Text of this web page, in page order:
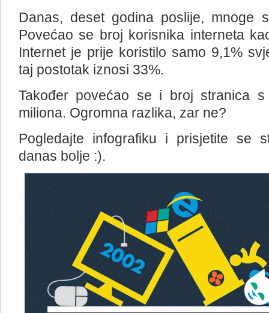
Danas, deset godina poslije, mnoge
Povećao se broj korisnika interneta
Internet je prije koristilo samo 9,1%
taj postotak iznosi 33%.
Također povećao se i broj stranica
miliona. Ogromna razlika, zar ne?
Pogledajte infografiku i prisjetite se
danas bolje :).